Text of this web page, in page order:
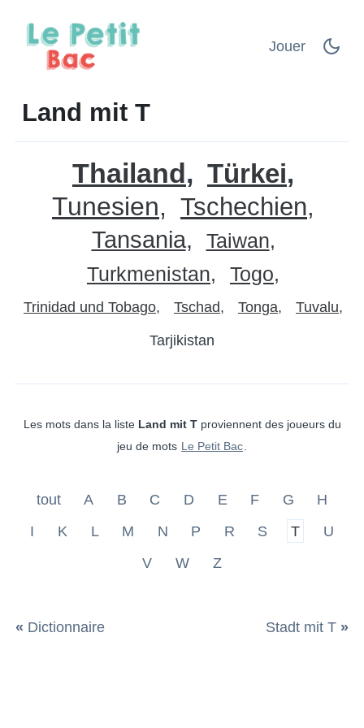
Jouer
Land mit T
Thailand Türkei
Tunesien Tschechien
Tansania
Taiwan
Turkmenistan
Togo
Trinidad und Tobago Tschad Tonga Tuvalu
Tarjikistan
Les mots dans la liste Land mit Tproviennent des joueurs du
jeu de mots Le Petit Bac
tout A B C D E F G
H
I
K L M N P R S T
U
V
W Z
« Dictionnaire Stadt mit T »